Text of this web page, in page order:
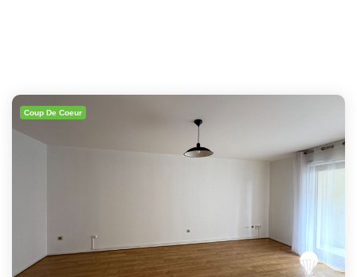
Coup De Coeur